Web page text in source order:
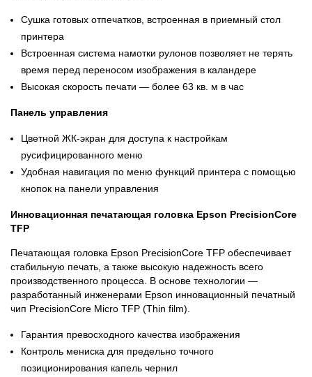
Сушка готовых отпечатков, встроенная в приемный стол
принтера
Встроенная система намотки рулонов позволяет не терять
время перед переносом изображения в каландере
Высокая скорость печати — более 63 кв. м в час
Панель управления
Цветной ЖК-экран для доступа к настройкам
русифицированного меню
Удобная навигация по меню функций принтера с помощью
кнопок на панели управления
Инновационная печатающая головка Epson PrecisionCore
TFP
Печатающая головка Epson PrecisionCore TFP обеспечивает
стабильную печать, а также высокую надежность всего
производственного процесса. В основе технологии —
разработанный инженерами Epson инновационный печатный
чип PrecisionCore Micro TFP (Thin film).
Гарантия превосходного качества изображения
Контроль мениска для предельно точного
позиционирования капель чернил